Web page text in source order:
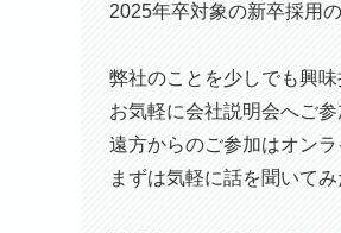
2025年卒対象の新卒採用
弊社のことを少しでも興
お気軽に会社説明会へご参
遠方からのご参加はオン
まずは気軽に話を聞いて